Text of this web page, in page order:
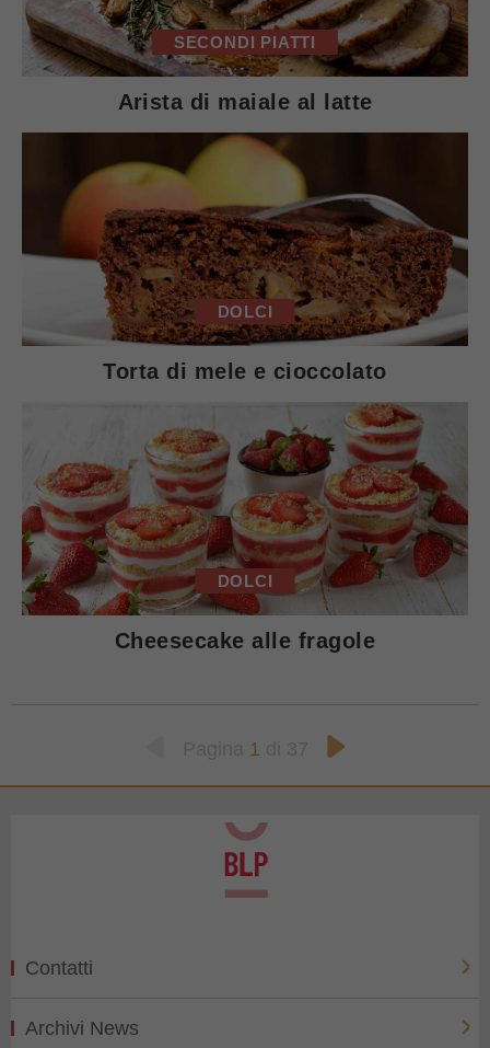
SECONDI PIATTI
Arista di maiale al latte
DOLCI
Torta di mele e cioccolato
DOLCI
Cheesecake alle fragole
1
Contatti
Archivi News